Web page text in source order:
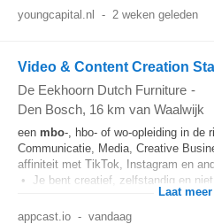
youngcapital.nl - 2 weken geleden
Video & Content Creation
De Eekhoorn Dutch Furniture -
Den Bosch, 16 km van Waalwijk
een mbo-, hbo- of wo-opleiding in de
Communicatie, Media, Creative
affiniteit met TikTok, Instagram en
• Je bent creatief, zelfstandig en niet
Laat
appcast.io - vandaag